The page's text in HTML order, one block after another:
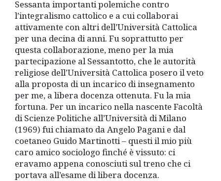
Sessanta importanti polemiche contro
l’integralismo cattolico e a cui collaborai
attivamente con altri dell’Università Cattolica
per una decina di anni. Fu soprattutto per
questa collaborazione, meno per la mia
partecipazione al Sessantotto, che le autorità
religiose dell’Università Cattolica posero il veto
alla proposta di un incarico di insegnamento
per me, a libera docenza ottenuta. Fu la mia
fortuna. Per un incarico nella nascente Facoltà
di Scienze Politiche all’Università di Milano
(1969) fui chiamato da Angelo Pagani e dal
coetaneo Guido Martinotti – questi il mio più
caro amico sociologo finché è vissuto: ci
eravamo appena conosciuti sul treno che ci
portava all’esame di libera docenza.